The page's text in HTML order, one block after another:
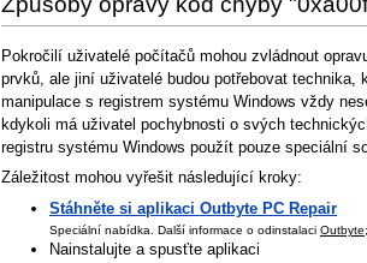
Pokročilí uživatelé počítačů mohou zvládnout
prvků, ale jiní uživatelé budou potřebovat
manipulace s registrem systému Windows vždy
kdykoli má uživatel pochybnosti o svých
registru systému Windows použít pouze speciální
Záležitost mohou vyřešit následující kroky:
Stáhněte si aplikaci Outbyte PC Repair
Speciální nabídka. Další informace o odinstalaci Outbyte
Nainstalujte a spusťte aplikaci